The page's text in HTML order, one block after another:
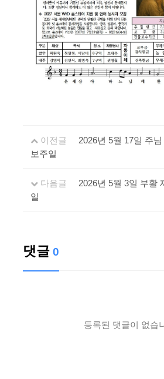
이전글
2026년 5월 17일 주
보주일
다음글
2026년 5월 3일 부활
일
댓글0
등록된 댓글이 없습